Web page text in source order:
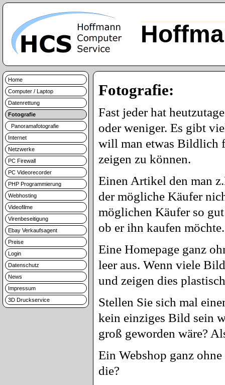
Home
Computer / Laptop
Datenrettung
Fotografie
Panoramafotografie
Internet
Netzwerke
PC Firewall
PC Videorecorder
PHP Programmierung
Webhosting
Videofilme
Virenbeseitigung
Ebay Verkaufsagent
Preise
Login
Datenschutz
News
Impressum
3D Druckservice
Fotografie:
Fast jeder hat
oder weniger. Es gibt
will man etwas Bildlich
zeigen zu können.
Einen Artikel den man
der mögliche Käufer
möglichen Käufer so
ob er ihn kaufen möchte.
Eine Homepage ganz
leer aus. Wenn viele
und zeigen dies
Stellen Sie sich mal
kein einziges Bild sein
groß geworden wäre?
Ein Webshop ganz
die?